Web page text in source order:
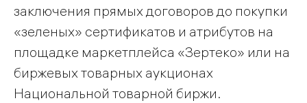
заключения прямых договоров до покупки
«зеленых» сертификатов и атрибутов на
площадке маркетплейса «Зертеко» или на
биржевых товарных аукционах
Национальной товарной биржи.